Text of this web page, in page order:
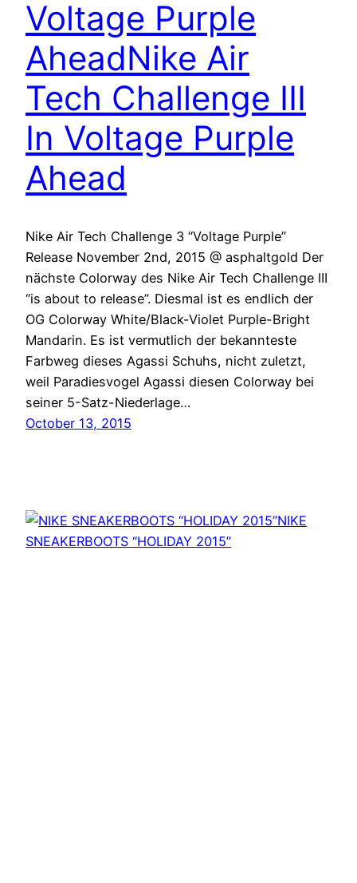
Voltage Purple
AheadNike Air
Tech Challenge III
In Voltage Purple
Ahead
Nike Air Tech Challenge 3 “Voltage Purple”
Release November 2nd, 2015 @ asphaltgold Der
nächste Colorway des Nike Air Tech Challenge III
“is about to release”. Diesmal ist es endlich der
OG Colorway White/Black-Violet Purple-Bright
Mandarin. Es ist vermutlich der bekannteste
Farbweg dieses Agassi Schuhs, nicht zuletzt,
weil Paradiesvogel Agassi diesen Colorway bei
seiner 5-Satz-Niederlage…
October 13, 2015